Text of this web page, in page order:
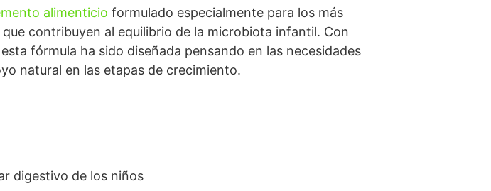
alimenticio formulado especialmente para los más
contribuyen al equilibrio de la microbiota infantil. Con
fórmula ha sido diseñada pensando en las necesidades
natural en las etapas de crecimiento.
digestivo de los niños